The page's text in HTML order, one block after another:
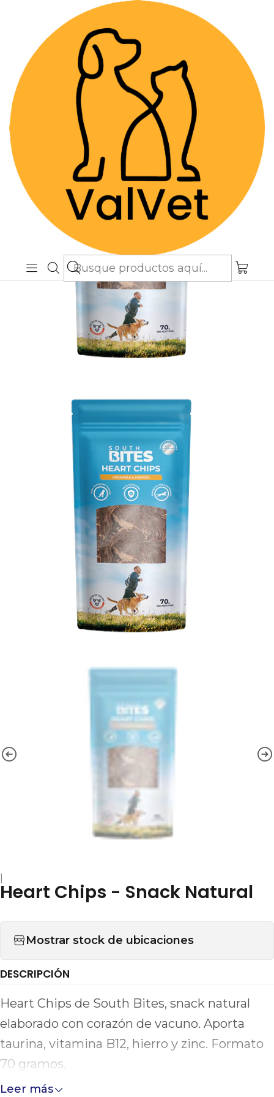
Despacho GRATIS por compras sobre
$89.990(Válido desde Coquimbo hasta Los
Lagos)
Alimentos y Snacks
Heart Chips - Snack Natural
Heart Chips - Snack Natural
Mostrar stock de ubicaciones
DESCRIPCIÓN
Heart Chips de South Bites, snack natural
elaborado con corazón de vacuno. Aporta
taurina, vitamina B12, hierro y zinc. Formato
70 gramos.
Leer más